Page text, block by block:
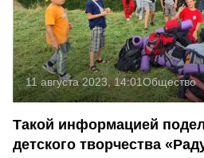
11 августа 2023, 14:01Общество
Такой информацией
детского творчества